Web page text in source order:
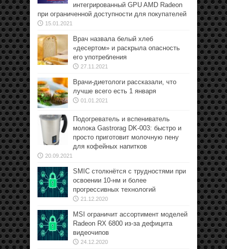
интегрированный GPU AMD Radeon
при ограниченной доступности для покупателей
15.01.2021
Врач назвала белый хлеб
«десертом» и раскрыла опасность
его употребления
27.11.2021
Врачи-диетологи рассказали, что
лучше всего есть 1 января
01.01.2021
Подогреватель и вспениватель
молока Gastrorag DK-003: быстро и
просто приготовит молочную пену
для кофейных напитков
20.09.2021
SMIC столкнётся с трудностями при
освоении 10-нм и более
прогрессивных технологий
21.12.2020
MSI ограничит ассортимент моделей
Radeon RX 6800 из-за дефицита
видеочипов
24.12.2020